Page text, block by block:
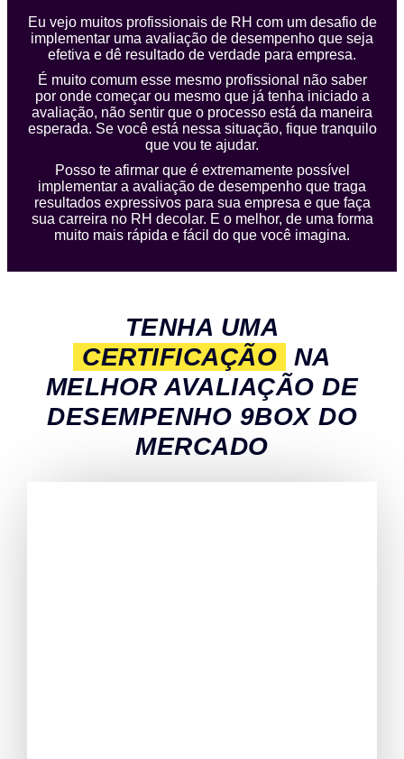
Eu vejo muitos profissionais de RH com um desafio de
implementar uma avaliação de desempenho que seja
efetiva e dê resultado de verdade para empresa.
É muito comum esse mesmo profissional não saber
por onde começar ou mesmo que já tenha iniciado a
avaliação, não sentir que o processo está da maneira
esperada. Se você está nessa situação, fique tranquilo
que vou te ajudar.
Posso te afirmar que é extremamente possível
implementar a avaliação de desempenho que traga
resultados expressivos para sua empresa e que faça
sua carreira no RH decolar. E o melhor, de uma forma
muito mais rápida e fácil do que você imagina.
TENHA UMA
CERTIFICAÇÃO
NA
MELHOR AVALIAÇÃO DE
DESEMPENHO 9BOX DO
MERCADO